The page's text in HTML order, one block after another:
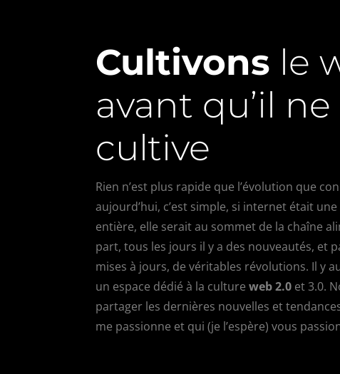
Cultivons le
avant qu’il
cultive
Rien n’est plus rapide que l’évolution que
aujourd’hui, c’est simple, si internet était
entière, elle serait au sommet de la chaîne
part, tous les jours il y a des nouveautés, et
mises à jours, de véritables révolutions. Il y
un espace dédié à la culture web 2.0 et 3.0.
partager les dernières nouvelles et
me passionne et qui (je l’espère) vous